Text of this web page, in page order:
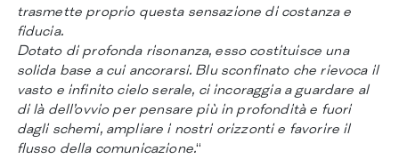
trasmette proprio questa sensazione di costanza e
fiducia.
Dotato di profonda risonanza, esso costituisce una
solida base a cui ancorarsi. Blu sconfinato che rievoca il
vasto e infinito cielo serale, ci incoraggia a guardare al
di là dell’ovvio per pensare più in profondità e fuori
dagli schemi, ampliare i nostri orizzonti e favorire il
flusso della comunicazione.“